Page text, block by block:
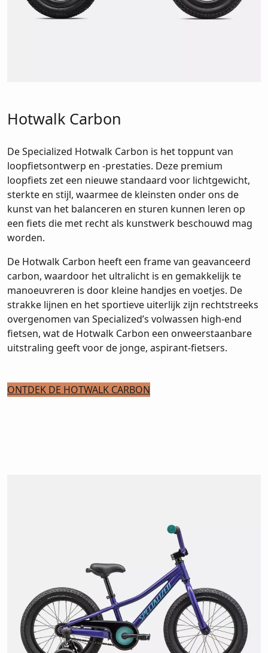
Hotwalk Carbon
De Specialized Hotwalk Carbon is het toppunt van
loopfietsontwerp en -prestaties. Deze premium
loopfiets zet een nieuwe standaard voor lichtgewicht,
sterkte en stijl, waarmee de kleinsten onder ons de
kunst van het balanceren en sturen kunnen leren op
een fiets die met recht als kunstwerk beschouwd mag
worden.
De Hotwalk Carbon heeft een frame van geavanceerd
carbon, waardoor het ultralicht is en gemakkelijk te
manoeuvreren is door kleine handjes en voetjes. De
strakke lijnen en het sportieve uiterlijk zijn rechtstreeks
overgenomen van Specialized’s volwassen high-end
fietsen, wat de Hotwalk Carbon een onweerstaanbare
uitstraling geeft voor de jonge, aspirant-fietsers.
ONTDEK DE HOTWALK CARBON